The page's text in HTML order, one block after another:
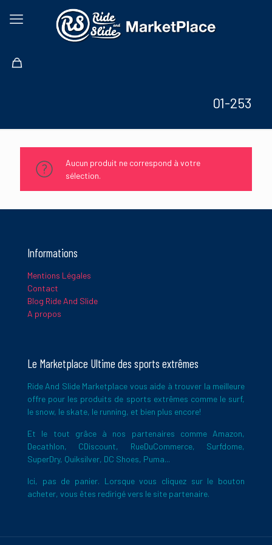
01-253
Aucun produit ne correspond à votre
sélection.
Informations
Mentions Légales
Contact
Blog Ride And Slide
A propos
Le Marketplace Ultime des sports extrêmes
Ride And Slide Marketplace vous aide à trouver la meilleure
offre pour les produits de sports extrêmes comme le surf,
le snow, le skate, le running, et bien plus encore!
Et le tout grâce à nos partenaires comme Amazon,
Decathlon, CDiscount, RueDuCommerce, Surfdome,
SuperDry, Quiksilver, DC Shoes, Puma...
Ici, pas de panier. Lorsque vous cliquez sur le bouton
acheter, vous êtes redirigé vers le site partenaire.